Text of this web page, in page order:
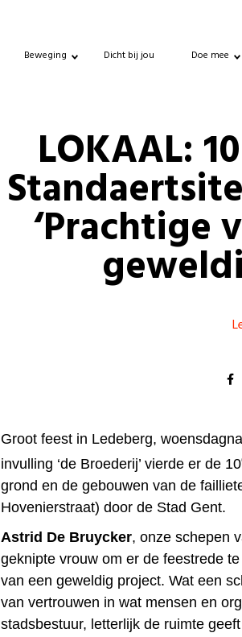
Beweging Dicht bij jou Doe mee
LOKAAL:
‘Prachtige
Groot feest in Ledeberg,
invulling ‘de Broederij’ vierde er de 10
grond en de gebouwen van de
Hovenierstraat) door de Stad Gent.
Astrid De Bruycker, onze schepen
geknipte vrouw om er de feestrede
van een geweldig project. Wat een
van vertrouwen in wat mensen en
stadsbestuur, letterlijk de ruimte